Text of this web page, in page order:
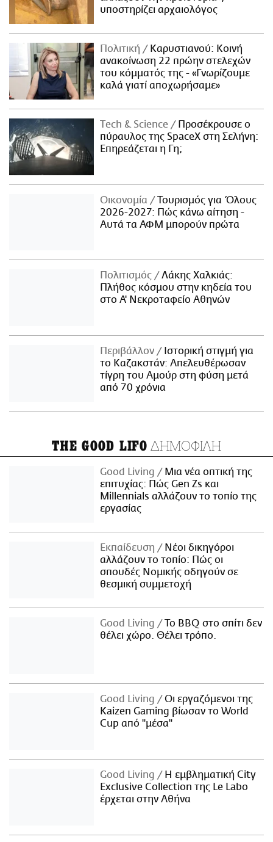
υποστηρίζει αρχαιολόγος
Πολιτική
Καρυστιανού: Κοινή
ανακοίνωση 22 πρώην στελεχών
του κόμματός της - «Γνωρίζουμε
καλά γιατί αποχωρήσαμε»
Τech & Science
Προσέκρουσε ο
πύραυλος της SpaceX στη Σελήνη:
Επηρεάζεται η Γη;
Οικονομία
Τουρισμός για Όλους
2026-2027: Πώς κάνω αίτηση -
Αυτά τα ΑΦΜ μπορούν πρώτα
Πολιτισμός
Λάκης Χαλκιάς:
Πλήθος κόσμου στην κηδεία του
στο Α' Νεκροταφείο Αθηνών
Περιβάλλον
Ιστορική στιγμή για
το Καζακστάν: Απελευθέρωσαν
τίγρη του Αμούρ στη φύση μετά
από 70 χρόνια
THE GOOD LIFO ΔΗΜΟΦΙΛΗ
Good Living
Μια νέα οπτική της
επιτυχίας: Πώς Gen Zs και
Millennials αλλάζουν το τοπίο της
εργασίας
Εκπαίδευση
Νέοι δικηγόροι
αλλάζουν το τοπίο: Πώς οι
σπουδές Νομικής οδηγούν σε
θεσμική συμμετοχή
Good Living
Το BBQ στο σπίτι δεν
θέλει χώρο. Θέλει τρόπο.
Good Living
Οι εργαζόμενοι της
Kaizen Gaming βίωσαν το World
Cup από "μέσα"
Good Living
Η εμβληματική City
Exclusive Collection της Le Labo
έρχεται στην Αθήνα